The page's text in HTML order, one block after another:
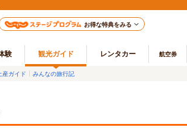
お得な特典をみる
験 観光ガイド レンタカー 航空券
産ガイド みんなの旅行記